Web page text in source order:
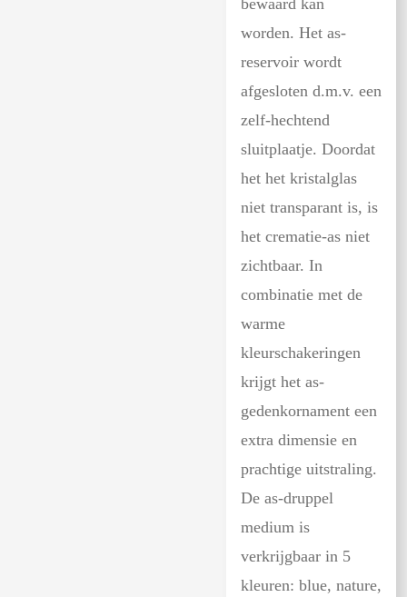
bewaard kan
worden. Het as-
reservoir wordt
afgesloten d.m.v. een
zelf-hechtend
sluitplaatje. Doordat
het het kristalglas
niet transparant is, is
het crematie-as niet
zichtbaar. In
combinatie met de
warme
kleurschakeringen
krijgt het as-
gedenkornament een
extra dimensie en
prachtige uitstraling.
De as-druppel
medium is
verkrijgbaar in 5
kleuren: blue, nature,